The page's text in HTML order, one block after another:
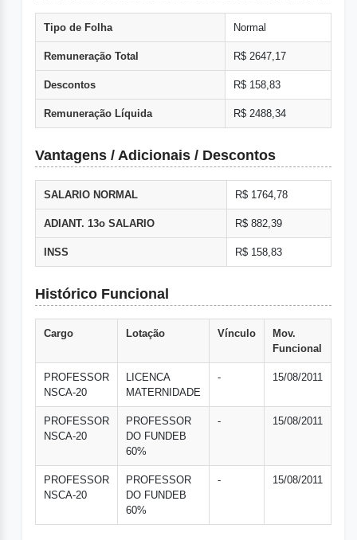
Tipo de Folha Normal
Remuneração Total R$ 2647,17
Descontos R$ 158,83
Remuneração Líquida R$ 2488,34
Vantagens / Adicionais / Descontos
SALARIO NORMAL R$ 1764,78
ADIANT. 13o SALARIO R$ 882,39
INSS R$ 158,83
Histórico Funcional
Cargo Lotação Vínculo
Mov.
Funcional
PROFESSOR
NSCA-20
LICENCA
MATERNIDADE
- 15/08/2011
PROFESSOR
NSCA-20
PROFESSOR
DO FUNDEB
60%
- 15/08/2011
PROFESSOR
NSCA-20
PROFESSOR
DO FUNDEB
60%
- 15/08/2011